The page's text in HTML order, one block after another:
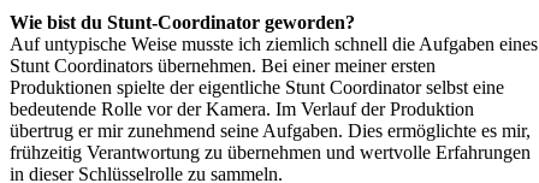
Wie bist du Stunt-Coordinator geworden?
Auf untypische Weise musste ich ziemlich schnell die Aufgaben eines
Stunt Coordinators übernehmen. Bei einer meiner ersten
Produktionen spielte der eigentliche Stunt Coordinator selbst eine
bedeutende Rolle vor der Kamera. Im Verlauf der Produktion
übertrug er mir zunehmend seine Aufgaben. Dies ermöglichte es mir,
frühzeitig Verantwortung zu übernehmen und wertvolle Erfahrungen
in dieser Schlüsselrolle zu sammeln.